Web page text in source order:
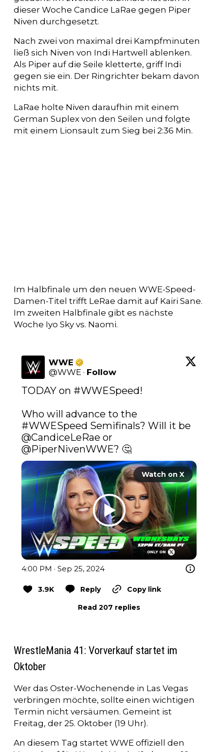
dieser Woche Candice LaRae gegen Piper
Niven durchgesetzt.
Nach zwei von maximal drei Kampfminuten
ließ sich Niven von Indi Hartwell ablenken.
Als Piper auf die Seile kletterte, griff Indi
gegen sie ein. Der Ringrichter bekam davon
nichts mit.
LaRae holte Niven daraufhin mit einem
German Suplex von den Seilen und folgte
mit einem Lionsault zum Sieg bei 2:36 Min.
Im Halbfinale um den neuen WWE-Speed-
Damen-Titel trifft LeRae damit auf Kairi Sane.
Im zweiten Halbfinale gibt es nächste
Woche Iyo Sky vs. Naomi.
WWE
@WWE · Follow
TODAY on #WWESpeed!
#WWESpeed
@CandiceLeRae
@PiperNivenWWE? 🤔
Watch on X
4:00 PM · Sep 25, 2024
3.9K Reply Copy link
Read 207 replies
WrestleMania 41: Vorverkauf startet im
Oktober
Wer das Oster-Wochenende in Las Vegas
verbringen möchte, sollte einen wichtigen
Termin nicht versäumen. Gemeint ist
Freitag, der 25. Oktober (19 Uhr).
An diesem Tag startet WWE offiziell den